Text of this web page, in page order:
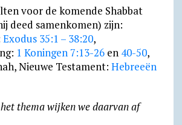
i
e
n
d
y
.
c
o
m
voor de komende Shabbat
deed samenkomen) zijn:
Exodus 35:1 – 38:20,
1 Koningen 7:13-26en 40-50,
Nieuwe Testament: Hebreeën
thema wijken we daarvan af